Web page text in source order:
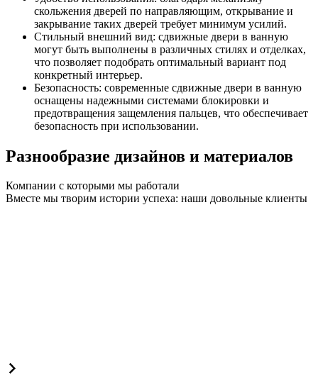
скольжения дверей по направляющим, открывание и
закрывание таких дверей требует минимум усилий.
Стильный внешний вид: сдвижные двери в ванную
могут быть выполнены в различных стилях и отделках,
что позволяет подобрать оптимальный вариант под
конкретный интерьер.
Безопасность: современные сдвижные двери в ванную
оснащены надежными системами блокировки и
предотвращения защемления пальцев, что обеспечивает
безопасность при использовании.
Разнообразие дизайнов и материалов
Компании с которыми мы работали
Вместе мы творим истории успеха: наши довольные клиенты